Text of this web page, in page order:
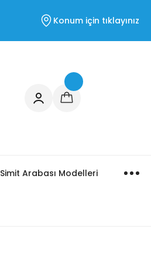
Konum için tıklayınız
Simit Arabası Modelleri